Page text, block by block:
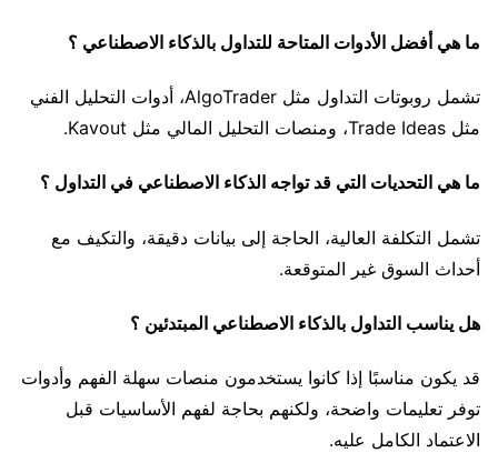
ما هي أفضل الأدوات المتاحة للتداول بالذكاء الاصطناعي ؟
تشمل روبوتات التداول مثل AlgoTrader، أدوات التحليل الفني
مثل Trade Ideas، ومنصات التحليل المالي مثل Kavout.
ما هي التحديات التي قد تواجه الذكاء الاصطناعي في التداول ؟
تشمل التكلفة العالية، الحاجة إلى بيانات دقيقة، والتكيف مع
أحداث السوق غير المتوقعة.
هل يناسب التداول بالذكاء الاصطناعي المبتدئين ؟
قد يكون مناسبًا إذا كانوا يستخدمون منصات سهلة الفهم وأدوات
توفر تعليمات واضحة، ولكنهم بحاجة لفهم الأساسيات قبل
الاعتماد الكامل عليه.